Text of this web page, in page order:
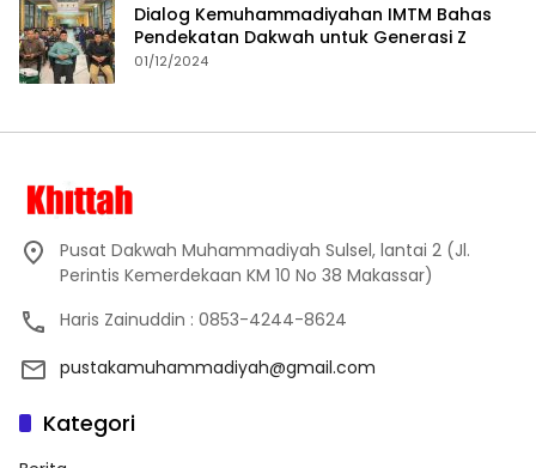
Dialog Kemuhammadiyahan IMTM Bahas
Pendekatan Dakwah untuk Generasi Z
01/12/2024
Pusat Dakwah Muhammadiyah Sulsel, lantai 2 (Jl.
Perintis Kemerdekaan KM 10 No 38 Makassar)
Haris Zainuddin : 0853-4244-8624
pustakamuhammadiyah@gmail.com
Kategori